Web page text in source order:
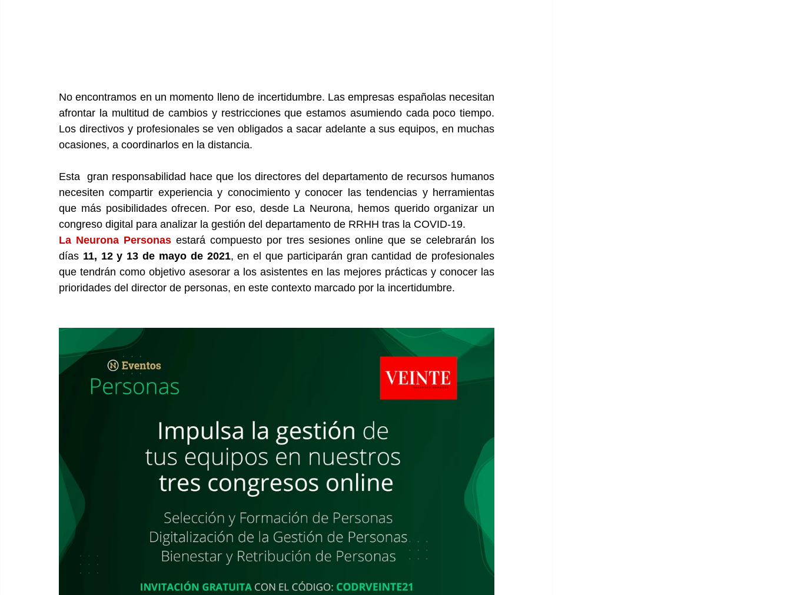
No encontramos en un momento lleno de incertidumbre. Las empresas españolas necesitan
afrontar la multitud de cambios y restricciones que estamos asumiendo cada poco tiempo.
Los directivos y profesionales se ven obligados a sacar adelante a sus equipos, en muchas
ocasiones, a coordinarlos en la distancia.
Esta  gran responsabilidad hace que los directores del departamento de recursos humanos
necesiten compartir experiencia y conocimiento y conocer las tendencias y herramientas
que más posibilidades ofrecen. Por eso, desde La Neurona, hemos querido organizar un
congreso digital para analizar la gestión del departamento de RRHH tras la COVID-19.
La Neurona Personas estará compuesto por tres sesiones online que se celebrarán los
días 11, 12 y 13 de mayo de 2021, en el que participarán gran cantidad de profesionales
que tendrán como objetivo asesorar a los asistentes en las mejores prácticas y conocer las
prioridades del director de personas, en este contexto marcado por la incertidumbre.